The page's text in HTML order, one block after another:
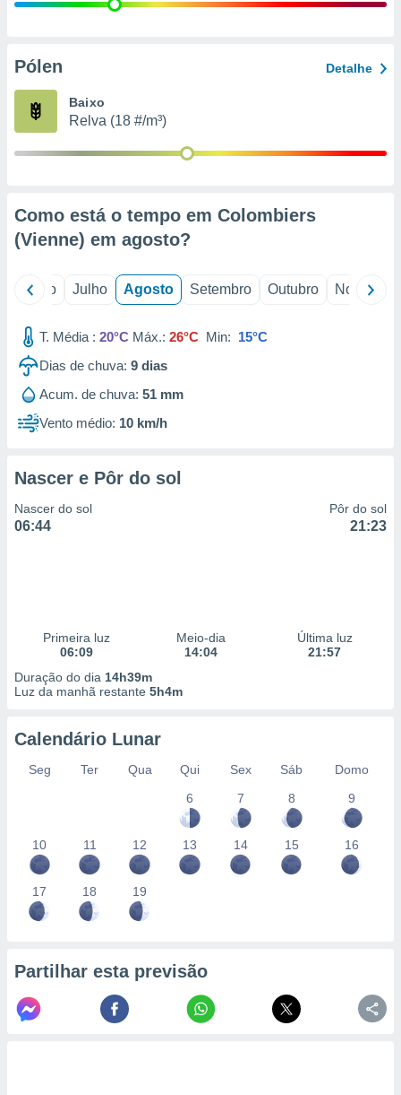
e
de
Pólen Detalhe
Baixo
Relva (18 #/m³)
Como está o tempo em Colombiers
(Vienne) em agosto?
Junho Julho Agosto Setembro Outubro Novembro
T. Média : 20°C Máx.: 26°C Min: 15°C
Dias de chuva: 9 dias
Acum. de chuva: 51 mm
Vento médio: 10 km/h
Nascer e Pôr do sol
Nascer do sol
06:44
Pôr do sol
21:23
Primeira luz
06:09
Meio-dia
14:04
Última luz
21:57
Duração do dia 14h39m
Luz da manhã restante 5h4m
Calendário Lunar
Seg Ter Qua Qui Sex Sáb
Domo
6
7 8 9
10 11 12 13 14 15 16
17 18 19
Partilhar esta previsão